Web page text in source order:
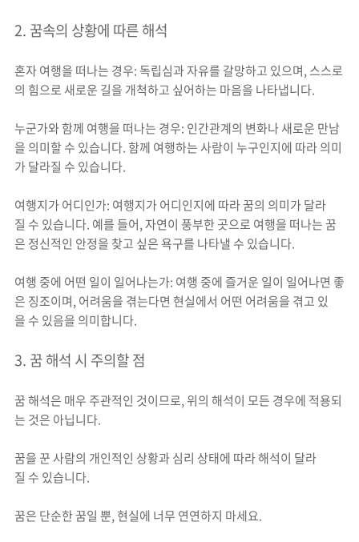
2. 꿈속의 상황에 따른 해석
혼자 여행을 떠나는 경우: 독립심과 자유를 갈망하고 있으며, 스스로
의 힘으로 새로운 길을 개척하고 싶어하는 마음을 나타냅니다.
누군가와 함께 여행을 떠나는 경우: 인간관계의 변화나 새로운 만남
을 의미할 수 있습니다. 함께 여행하는 사람이 누구인지에 따라 의미
가 달라질 수 있습니다.
여행지가 어디인가: 여행지가 어디인지에 따라 꿈의 의미가 달라
질 수 있습니다. 예를 들어, 자연이 풍부한 곳으로 여행을 떠나는 꿈
은 정신적인 안정을 찾고 싶은 욕구를 나타낼 수 있습니다.
여행 중에 어떤 일이 일어나는가: 여행 중에 즐거운 일이 일어나면 좋
은 징조이며, 어려움을 겪는다면 현실에서 어떤 어려움을 겪고 있
을 수 있음을 의미합니다.
3. 꿈 해석 시 주의할 점
꿈 해석은 매우 주관적인 것이므로, 위의 해석이 모든 경우에 적용되
는 것은 아닙니다.
꿈을 꾼 사람의 개인적인 상황과 심리 상태에 따라 해석이 달라
질 수 있습니다.
꿈은 단순한 꿈일 뿐, 현실에 너무 연연하지 마세요.